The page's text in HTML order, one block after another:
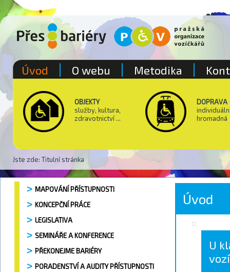
OBJEKTY
služby, kultura,
zdravotnictví ...
DOPRAVA
hromadná
Jste zde: Titulní stránka
Úvod O webu Metodika
MAPOVÁNÍ PŘÍSTUPNOSTI
KONCEPČNÍ PRÁCE
LEGISLATIVA
SEMINÁŘE A KONFERENCE
PŘEKONEJME BARIÉRY
PORADENSTVÍ A AUDITY PŘÍSTUPNOSTI
Úvod
U